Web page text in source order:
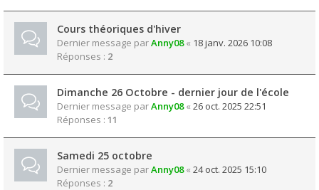
Cours théoriques d'hiver
Dernier message parAnny08« 18 janv. 2026 10:08
Réponses : 2
Dimanche 26 Octobre - dernier jour de l'école
Dernier message parAnny08« 26 oct. 2025 22:51
Réponses : 11
Samedi 25 octobre
Dernier message parAnny08« 24 oct. 2025 15:10
Réponses : 2